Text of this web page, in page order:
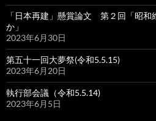
「日本再建」懸賞論文 第２回「昭和
か」
2023年6月30日
第五十一回大夢祭(令和5.5.15)
2023年6月20日
執行部会議（令和5.5.14)
2023年6月5日